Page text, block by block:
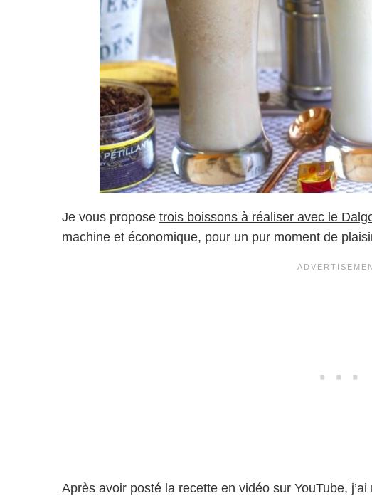
Je vous propose trois boissons à réaliser avec le
machine et économique, pour un pur moment de
Après avoir posté la recette en vidéo sur YouTube,